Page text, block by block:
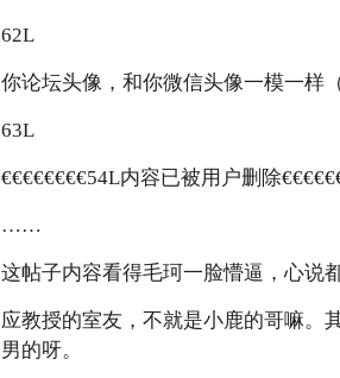
62L
你论坛头像，和你微信头像一模一样
63L
€€€€€€€€54L内容已被用户删除
……
这帖子内容看得毛珂一脸懵逼，心说
应教授的室友，不就是小鹿的哥嘛。
男的呀。